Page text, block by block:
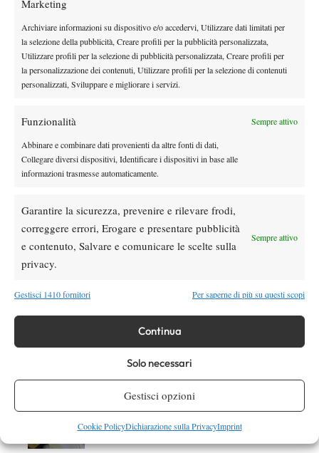
Marketing
Archiviare informazioni su dispositivo e/o accedervi, Utilizzare dati limitati per
la selezione della pubblicità, Creare profili per la pubblicità personalizzata,
Utilizzare profili per la selezione di pubblicità personalizzata, Creare profili per
la personalizzazione dei contenuti, Utilizzare profili per la selezione di contenuti
personalizzati, Sviluppare e migliorare i servizi.
Funzionalità Sempre attivo
Abbinare e combinare dati provenienti da altre fonti di dati,
Collegare diversi dispositivi, Identificare i dispositivi in base alle
informazioni trasmesse automaticamente.
Garantire la sicurezza, prevenire e rilevare frodi,
correggere errori, Erogare e presentare pubblicità
e contenuto, Salvare e comunicare le scelte sulla
privacy.
Sempre attivo
Gestisci 1410 fornitori Per saperne di più su questi scopi
Continua
Solo necessari
Gestisci opzioni
Cookie PolicyDichiarazione sulla PrivacyImprint
Nessun commento
Devi essereconnessoper inviare un commento.
DI TENDENZA
News
Sinner, 84 settimane da numero 1 ATP:
avvicinato ancora Agassi